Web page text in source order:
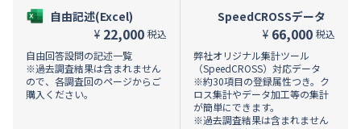
自由記述(Excel)
¥ 22,000 税込
自由回答設問の記述一覧
※過去調査結果は含まれません
ので、各調査回のページからご
購入ください。
SpeedCROSSデータ
¥ 66,000 税込
弊社オリジナル集計ツール
（SpeedCROSS）対応データ
※約30項目の登録属性つき。ク
ロス集計やデータ加工等の集計
が簡単にできます。
※過去調査結果は含まれません